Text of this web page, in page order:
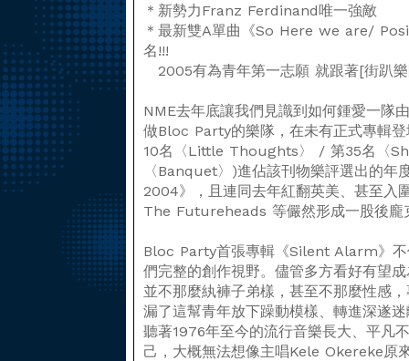
＊新勢力Franz Ferdinand唯一強敵
＊最新雙A單曲《So Here we are/
名!!!
2005有為青年第一志願 就跟著[街趴
NME去年底讓我們見識到如何鍾愛一隊
做Bloc Party的樂隊，在未有正式專輯
10名〈Little Thoughts〉 / 第35名〈
〈Banquet〉)進佔該刊物樂評選出的
2004》，且連同去年紅翻英美、甚至
The Futureheads 等儼然形成一股後龐
Bloc Party首張專輯《Silent Alarm》不
們完整的創作視野。儘管多方看好有望
並不那麼紈褲子弟樣，甚至不那麼性感
漏了這幫青年放下躁動模樣、轉進深遂
聽著1976年至今的流行音樂長大、平凡
己，大概無法想像主唱Kele Okereke原